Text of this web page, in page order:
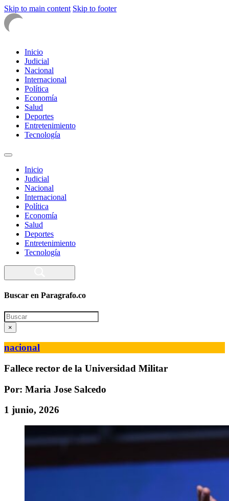
Skip to main content Skip to footer
Inicio
Judicial
Nacional
Internacional
Política
Economía
Salud
Deportes
Entretenimiento
Tecnología
Inicio
Judicial
Nacional
Internacional
Política
Economía
Salud
Deportes
Entretenimiento
Tecnología
Buscar en Paragrafo.co
Search
×
nacional
Fallece rector de la Universidad Militar
Por: Maria Jose Salcedo
1 junio, 2026